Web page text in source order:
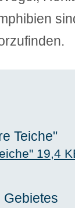
Teiche"
19,4
Gebietes